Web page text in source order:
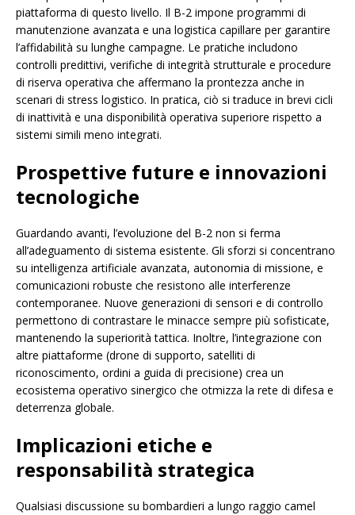
piattaforma di questo livello. Il B-2 impone programmi di
manutenzione avanzata e una logistica capillare per garantire
l’affidabilità su lunghe campagne. Le pratiche includono
controlli predittivi, verifiche di integrità strutturale e procedure
di riserva operativa che affermano la prontezza anche in
scenari di stress logistico. In pratica, ciò si traduce in brevi cicli
di inattività e una disponibilità operativa superiore rispetto a
sistemi simili meno integrati.
Prospettive future e innovazioni
tecnologiche
Guardando avanti, l’evoluzione del B-2 non si ferma
all’adeguamento di sistema esistente. Gli sforzi si concentrano
su intelligenza artificiale avanzata, autonomia di missione, e
comunicazioni robuste che resistono alle interferenze
contemporanee. Nuove generazioni di sensori e di controllo
permettono di contrastare le minacce sempre più sofisticate,
mantenendo la superiorità tattica. Inoltre, l’integrazione con
altre piattaforme (drone di supporto, satelliti di
riconoscimento, ordini a guida di precisione) crea un
ecosistema operativo sinergico che otmizza la rete di difesa e
deterrenza globale.
Implicazioni etiche e
responsabilità strategica
Qualsiasi discussione su bombardieri a lungo raggio camel